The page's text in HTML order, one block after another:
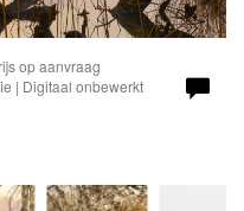
op aanvraag
| Digitaal onbewerkt